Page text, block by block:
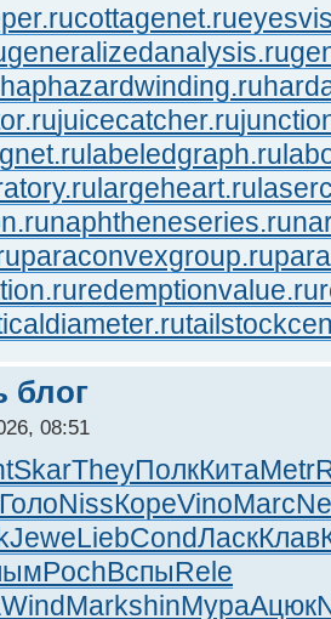
cottagenet.ru
generalizedanalysis.ru
haphazardwinding.ru
juicecatcher.ru
labeledgraph.ru
largeheart.ru
naphtheneseries.ru
paraconvexgroup.ru
redemptionvalue.ru
блог
08:51
SkarTheyПолкКитаMetr
ГолоNissКореVinoMarc
JeweLiebCondЛаскКлав
PochВспыRele
WindMarkshinМураАцюк